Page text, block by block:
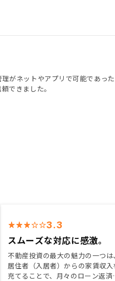
がネットやアプリで可能であっ
できました。
3.3
スムーズな対応に感激。
不動産投資の最大の魅力の一つは、
居住者（入居者）からの家賃収入
充てることで、月々のローン返済